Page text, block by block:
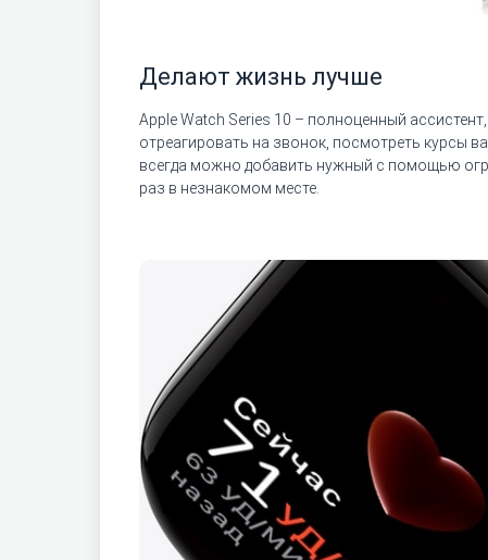
Делают жизнь лучше
Apple Watch Series 10 – полноценный
отреагировать на звонок, посмотреть курсы
всегда можно добавить нужный с помощью
раз в незнакомом месте.